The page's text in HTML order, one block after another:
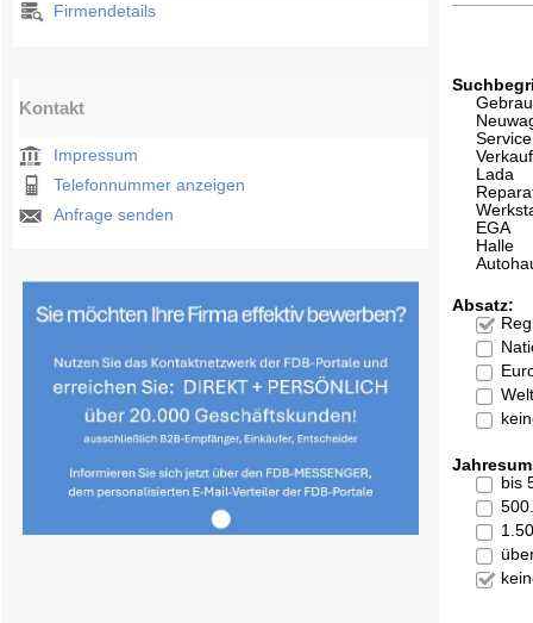
Firmendetails
Kontakt
Impressum
Telefonnummer anzeigen
Anfrage senden
Service
Verkauf
Lada
EGA
Halle
Absatz:
bis